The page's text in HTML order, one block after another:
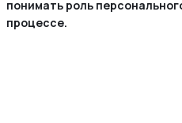
понимать роль
процессе.